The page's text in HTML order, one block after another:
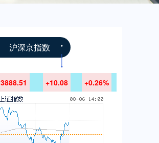
沪深京指数
3888.51 +10.08 +0.26%